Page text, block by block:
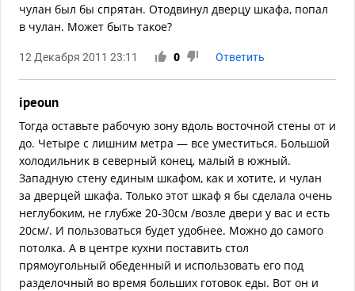
чулан был бы спрятан. Отодвинул дверцу шкафа, попал
в чулан. Может быть такое?
12 Декабря 2011 23:11 0 Ответить
ipeoun
Тогда оставьте рабочую зону вдоль восточной стены от и
до. Четыре с лишним метра — все уместиться. Большой
холодильник в северный конец, малый в южный.
Западную стену единым шкафом, как и хотите, и чулан
за дверцей шкафа. Только этот шкаф я бы сделала очень
неглубоким, не глубже 20-30см /возле двери у вас и есть
20см/. И пользоваться будет удобнее. Можно до самого
потолка. А в центре кухни поставить стол
прямоугольный обеденный и использовать его под
разделочный во время больших готовок еды. Вот он и